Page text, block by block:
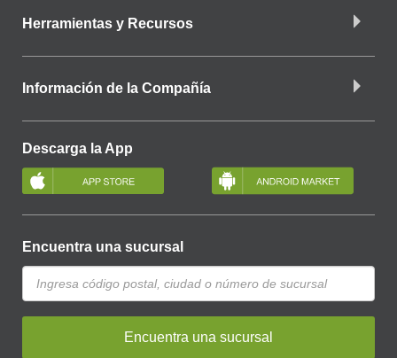
Herramientas y Recursos
Información de la Compañía
Descarga la App
Encuentra una sucursal
Encuentra una sucursal